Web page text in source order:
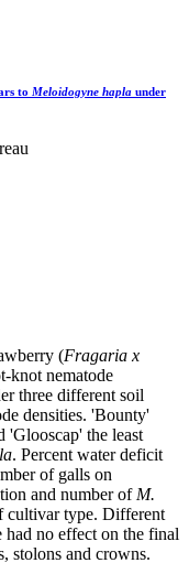
to Meloidogyne hapla under
(Fragaria x
knot nematode
three different soil
densities. 'Bounty'
'Glooscap' the least
. Percent water deficit
of galls on
and number of M.
cultivar type. Different
had no effect on the final
stolons and crowns.